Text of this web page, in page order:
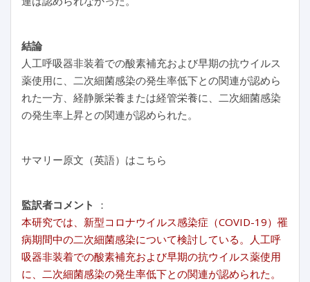
結論
人工呼吸器非装着での酸素補充および早期の抗ウイルス
薬使用に、二次細菌感染の発生率低下との関連が認めら
れた一方、経静脈栄養または経管栄養に、二次細菌感染
の発生率上昇との関連が認められた。
サマリー原文（英語）はこちら
監訳者コメント
：
本研究では、新型コロナウイルス感染症（COVID-19）罹
病期間中の二次細菌感染について検討している。人工呼
吸器非装着での酸素補充および早期の抗ウイルス薬使用
に、二次細菌感染の発生率低下との関連が認められた。